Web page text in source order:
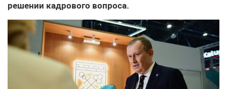
решении кадрового вопроса.